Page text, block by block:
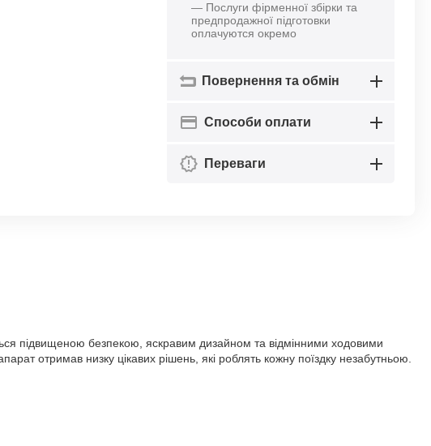
— Послуги фірменної збірки та
предпродажної підготовки
оплачуются окремо
Повернення та обмін
Способи оплати
Переваги
підвищеною безпекою, яскравим дизайном та відмінними ходовими
отримав низку цікавих рішень, які роблять кожну поїздку незабутньою.